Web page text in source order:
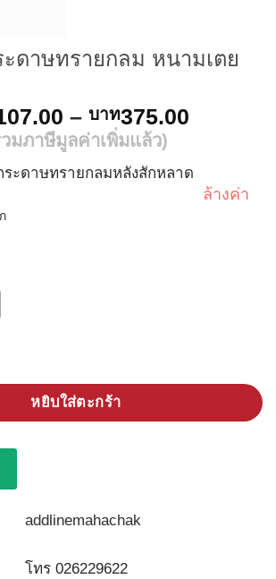
ดาษทรายกลม หนามเตย
– บาท375.00
through
บาท
มภาษีมูลค่าเพิ่มแล้ว)
ระดาษทรายกลมหลังสักหลาด
ล้างค่า
าษทรายกลม หนามเตย ชิ้น
หยิบใส่ตะกร้า
โทร 026229622